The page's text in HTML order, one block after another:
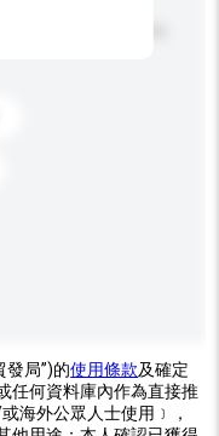
發局”)的使用條款及確定
任何資料庫內作為直接推
海外公眾人士使用﹞，